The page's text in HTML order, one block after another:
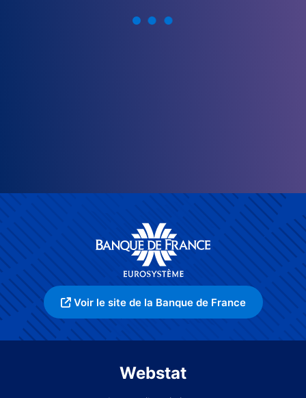
Voir le site de la Banque de France
Webstat